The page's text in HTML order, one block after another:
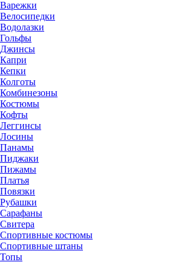
Варежки
Велосипедки
Водолазки
Гольфы
Джинсы
Капри
Кепки
Колготы
Комбинезоны
Костюмы
Кофты
Леггинсы
Лосины
Панамы
Пиджаки
Пижамы
Платья
Повязки
Рубашки
Сарафаны
Свитера
Спортивные костюмы
Спортивные штаны
Топы